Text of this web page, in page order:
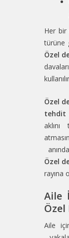
Her bir
türüne
Özel
Özel
tehdit
aklını
Özel
rayına
Aile
Aile